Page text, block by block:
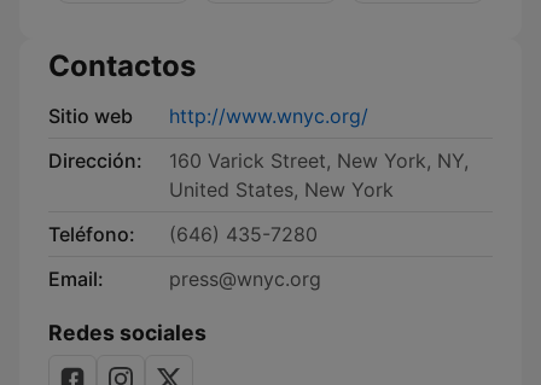
Contactos
Sitio web
http://www.wnyc.org/
Dirección:
160 Varick Street, New York, NY,
United States, New York
Teléfono:
(646) 435-7280
Email:
press@wnyc.org
Redes sociales